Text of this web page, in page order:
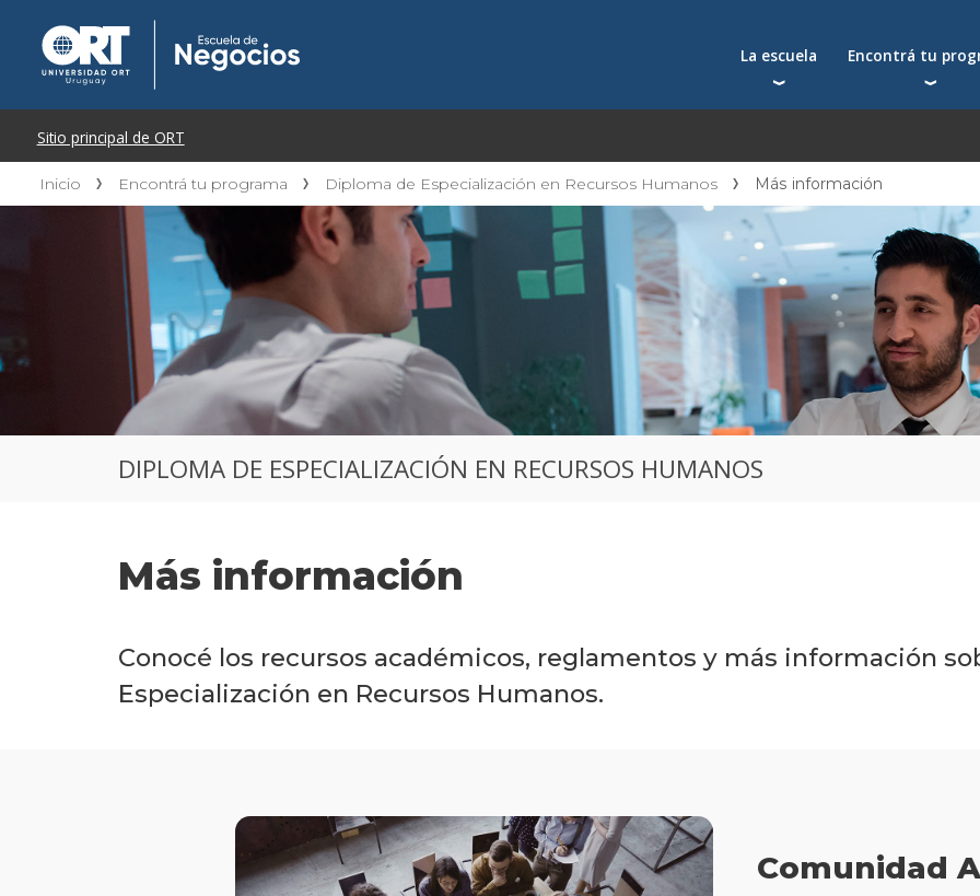
La escuela
Qué nos distingue
Autoridades
Docentes
Docentes visitantes
Investigación
Alumni
Centros y cátedras
Conferencias en YouTube
La facultad
Encontrá tu
Postgrados
Seminarios
Toda la oferta
Inicio Encontrá tu programa Diploma de Especialización en Recursos Humanos Más información
DIPLOMA DE ESPECIALIZACIÓN EN RECURSOS HUMANOS
Más información
Conocé los recursos académicos, reglamentos y más información
Especialización en Recursos Humanos.
Comunidad